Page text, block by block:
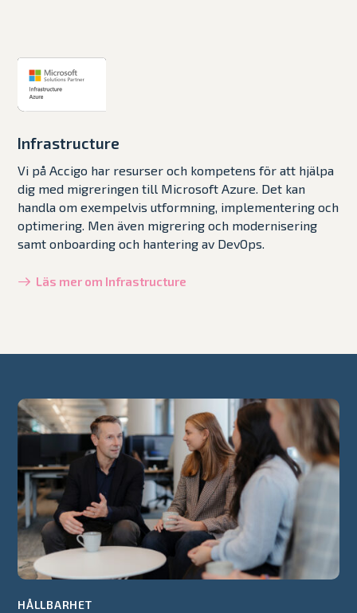
Infrastructure
Vi på Accigo har resurser och kompetens för att hjälpa
dig med migreringen till Microsoft Azure. Det kan
handla om exempelvis utformning, implementering och
optimering. Men även migrering och modernisering
samt onboarding och hantering av DevOps.
Läs mer om Infrastructure
HÅLLBARHET